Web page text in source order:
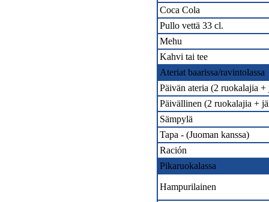
Coca Cola
Pullo vettä 33 cl.
Mehu
Kahvi tai tee
Ateriat baarissa/ravintolassa
Päivän ateria (2 ruokalajia
Päivällinen (2 ruokalajia +
Sämpylä
Tapa - (Juoman kanssa)
Ración
Pikaruokalassa
Hampurilainen